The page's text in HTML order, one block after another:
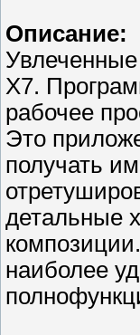
Описание:
X7.
рабочее
Это
получать
детальные
наиболее